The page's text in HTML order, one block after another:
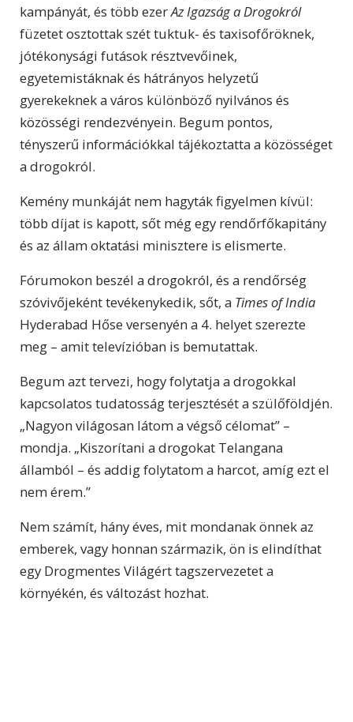
kampányát, és több ezerAz Igazság a Drogokról
füzetet osztottak szét tuktuk- és taxisofőröknek,
jótékonysági futások résztvevőinek,
egyetemistáknak és hátrányos helyzetű
gyerekeknek a város különböző nyilvános és
közösségi rendezvényein. Begum pontos,
tényszerű információkkal tájékoztatta a közösséget
a drogokról.
Kemény munkáját nem hagyták figyelmen kívül:
több díjat is kapott, sőt még egy rendőrfőkapitány
és az állam oktatási minisztere is elismerte.
Fórumokon beszél a drogokról, és a rendőrség
szóvivőjeként tevékenykedik, sőt, a Times of India
Hyderabad Hőse versenyén a 4. helyet szerezte
meg – amit televízióban is bemutattak.
Begum azt tervezi, hogy folytatja a drogokkal
kapcsolatos tudatosság terjesztését a szülőföldjén.
„Nagyon világosan látom a végső célomat” –
mondja. „Kiszorítani a drogokat Telangana
államból – és addig folytatom a harcot, amíg ezt el
nem érem.”
Nem számít, hány éves, mit mondanak önnek az
emberek, vagy honnan származik, ön is elindíthat
egy Drogmentes Világért tagszervezetet a
környékén, és változást hozhat.